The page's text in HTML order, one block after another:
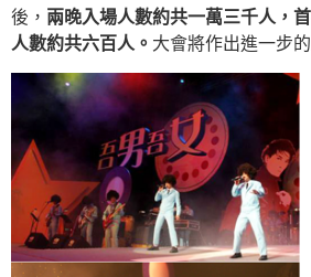
後， 兩晚入場人數約共一萬三千人，
人數約共六百人。 大會將作出進一步